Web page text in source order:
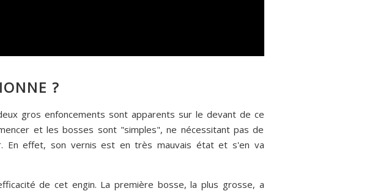
?
gros enfoncements sont apparents sur le devant de ce
et les bosses sont "simples", ne nécessitant pas de
En effet, son vernis est en très mauvais état et s'en va
de cet engin. La première bosse, la plus grosse, a